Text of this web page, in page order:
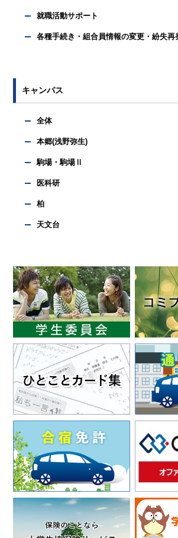
就職活動サポート
各種手続き・組合員情報の変更・紛失再
キャンパス
全体
本郷(浅野弥生)
駒場・駒場Ⅱ
医科研
柏
天文台